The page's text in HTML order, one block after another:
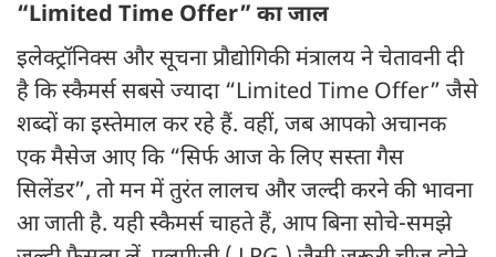
“Limited Time Offer” का जाल
इलेक्ट्रॉनिक्स और सूचना प्रौद्योगिकी मंत्रालय ने चेतावनी दी
है कि स्कैमर्स सबसे ज्यादा “Limited Time Offer” जैसे
शब्दों का इस्तेमाल कर रहे हैं. वहीं, जब आपको अचानक
एक मैसेज आए कि “सिर्फ आज के लिए सस्ता गैस
सिलेंडर”, तो मन में तुरंत लालच और जल्दी करने की भावना
आ जाती है. यही स्कैमर्स चाहते हैं, आप बिना सोचे-समझे